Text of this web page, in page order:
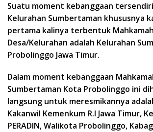
Suatu moment kebanggaan
Kelurahan Sumbertaman khususnya
pertama kalinya terbentuk Mahkamah
Desa/Kelurahan adalah Kelurahan
Probolinggo Jawa Timur.
Dalam moment kebanggaan
Sumbertaman Kota Probolinggo ini
langsung untuk meresmikannya
Kakanwil Kemenkum R.I Jawa Timur,
PERADIN, Walikota Probolinggo,